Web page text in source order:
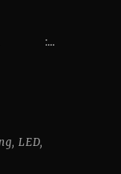
:...
, LED,